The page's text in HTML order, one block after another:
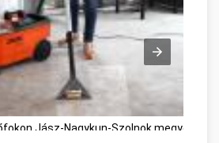
Jász-Nagykun-Szolnok megye